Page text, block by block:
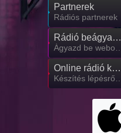
Partnerek
Rádiós partnerek
Rádió beágyazás
Online rádió készítés